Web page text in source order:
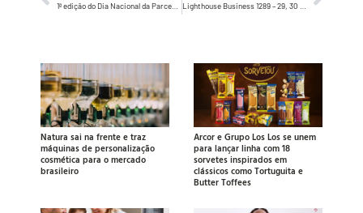
Natura sai na frente e traz
máquinas de personalização
cosmética para o mercado
brasileiro
Arcor e Grupo Los Los se unem
para lançar linha com 18
sorvetes inspirados em
clássicos como Tortuguita e
Butter Toffees